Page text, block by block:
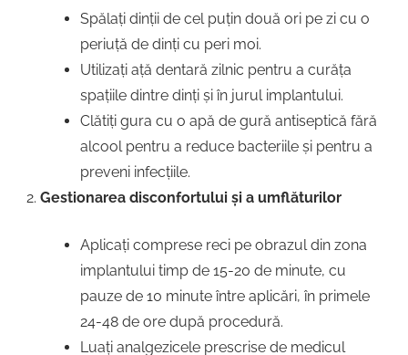
Spălați dinții de cel puțin două ori pe zi cu o
periuță de dinți cu peri moi.
Utilizați ață dentară zilnic pentru a curăța
spațiile dintre dinți și în jurul implantului.
Clătiți gura cu o apă de gură antiseptică fără
alcool pentru a reduce bacteriile și pentru a
preveni infecțiile.
Gestionarea disconfortului și a umflăturilor
Aplicați comprese reci pe obrazul din zona
implantului timp de 15-20 de minute, cu
pauze de 10 minute între aplicări, în primele
24-48 de ore după procedură.
Luați analgezicele prescrise de medicul